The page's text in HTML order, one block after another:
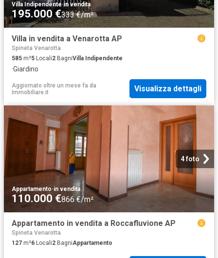
Villa Indipendente·in vendita
195.000 €333 €/m²
Villa in vendita a Venarotta AP
Spineta Venarotta
585 m²5 Locali2 BagniVilla Indipendente
·Giardino
Aggiornato oltre un mese fa da
Immobiliare.it
Visualizza dettagli
4 foto
Appartamento·in vendita
110.000 €866 €/m²
Appartamento in vendita a Roccafluvione AP
Spineta Venarotta
127 m²6 Locali2 BagniAppartamento